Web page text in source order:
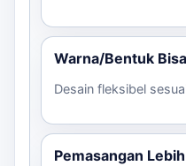
Warna/Bentuk
Desain fleksibel
Pemasangan